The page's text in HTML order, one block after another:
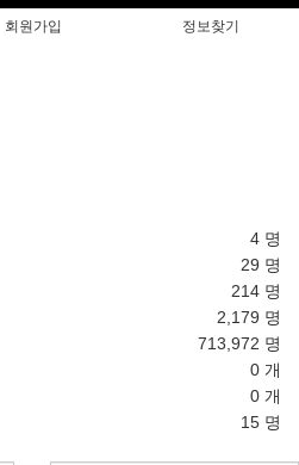
회원가입 정보찾기
4 명
29 명
214 명
2,179 명
713,972 명
0 개
0 개
15 명